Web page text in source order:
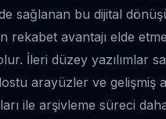
sağlanan bu dijital
rekabet avantajı elde
İleri düzey yazılımlar
arayüzler ve gelişmiş
ile arşivleme süreci